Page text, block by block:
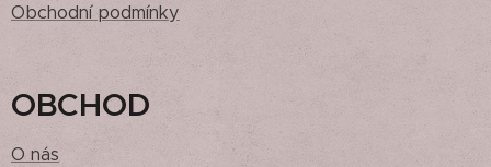
Obchodní podmínky
OBCHOD
O nás